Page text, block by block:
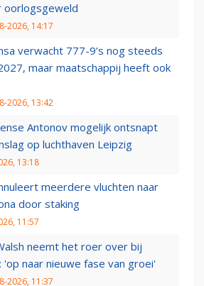
oorlogsgeweld
2026, 14:17
verwacht 777-9’s nog steeds
maar maatschappij heeft ook
2026, 13:42
Antonov mogelijk ontsnapt
op luchthaven Leipzig
13:18
meerdere vluchten naar
door staking
11:57
neemt het roer over bij
'op naar nieuwe fase van groei'
2026, 11:37